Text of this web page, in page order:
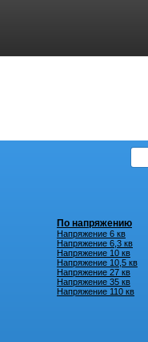
По напряжению
Напряжение 6 кв
Напряжение 6,3 кв
Напряжение 10 кв
Напряжение 10,5 кв
Напряжение 27 кв
Напряжение 35 кв
Напряжение 110 кв